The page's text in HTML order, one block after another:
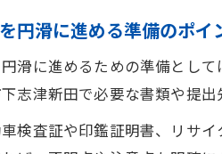
円滑に進める準備のポイ
滑に進めるための準備とし
志津新田で必要な書類や提出
検査証や印鑑証明書、リサ